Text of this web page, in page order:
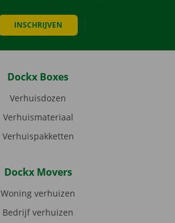
INSCHRIJVEN
Dockx Boxes
Verhuisdozen
Verhuismateriaal
Verhuispakketten
Dockx Movers
Woning verhuizen
Bedrijf verhuizen